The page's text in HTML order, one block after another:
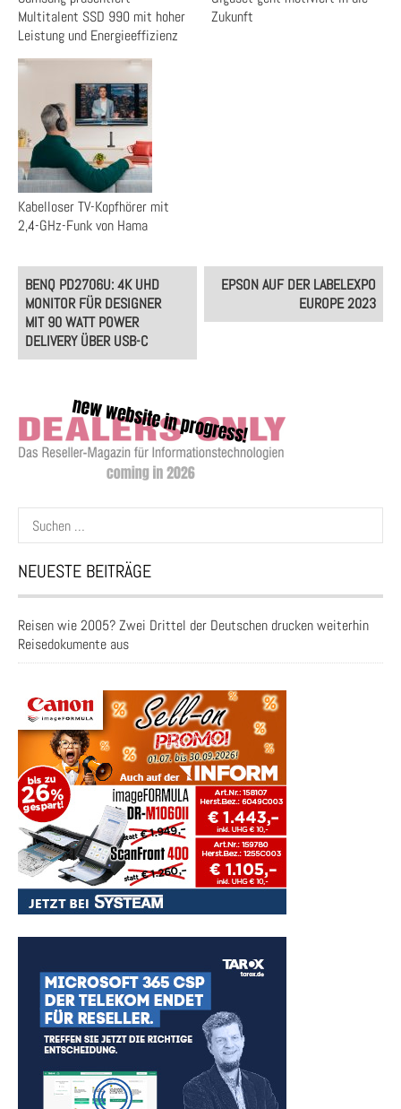
Multitalent SSD 990 mit hoher
Leistung und Energieeffizienz
Zukunft
Kabelloser TV-Kopfhörer mit
2,4-GHz-Funk von Hama
Post
navigation
BENQ PD2706U: 4K UHD
MONITOR FÜR DESIGNER
MIT 90 WATT POWER
DELIVERY ÜBER USB-C
EPSON AUF DER LABELEXPO
EUROPE 2023
Suchen
nach:
NEUESTE BEITRÄGE
Reisen wie 2005? Zwei Drittel der Deutschen drucken weiterhin
Reisedokumente aus